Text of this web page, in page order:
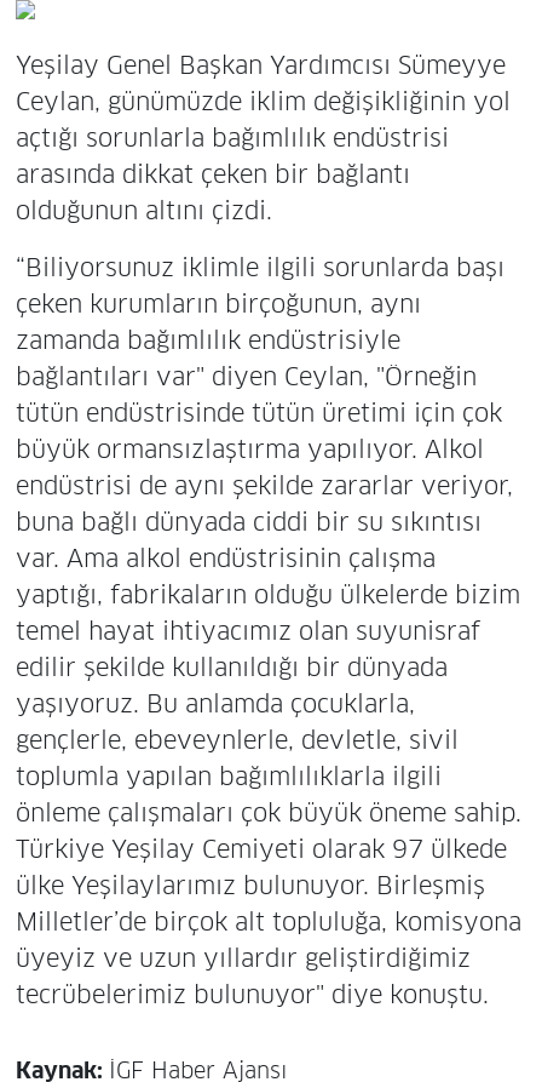
Yeşilay Genel Başkan Yardımcısı Sümeyye
Ceylan, günümüzde iklim değişikliğinin yol
açtığı sorunlarla bağımlılık endüstrisi
arasında dikkat çeken bir bağlantı
olduğunun altını çizdi.
“Biliyorsunuz iklimle ilgili sorunlarda başı
çeken kurumların birçoğunun, aynı
zamanda bağımlılık endüstrisiyle
bağlantıları var" diyen Ceylan, "Örneğin
tütün endüstrisinde tütün üretimi için çok
büyük ormansızlaştırma yapılıyor. Alkol
endüstrisi de aynı şekilde zararlar veriyor,
buna bağlı dünyada ciddi bir su sıkıntısı
var. Ama alkol endüstrisinin çalışma
yaptığı, fabrikaların olduğu ülkelerde bizim
temel hayat ihtiyacımız olan suyunisraf
edilir şekilde kullanıldığı bir dünyada
yaşıyoruz. Bu anlamda çocuklarla,
gençlerle, ebeveynlerle, devletle, sivil
toplumla yapılan bağımlılıklarla ilgili
önleme çalışmaları çok büyük öneme sahip.
Türkiye Yeşilay Cemiyeti olarak 97 ülkede
ülke Yeşilaylarımız bulunuyor. Birleşmiş
Milletler’de birçok alt topluluğa, komisyona
üyeyiz ve uzun yıllardır geliştirdiğimiz
tecrübelerimiz bulunuyor" diye konuştu.
Kaynak: İGF Haber Ajansı